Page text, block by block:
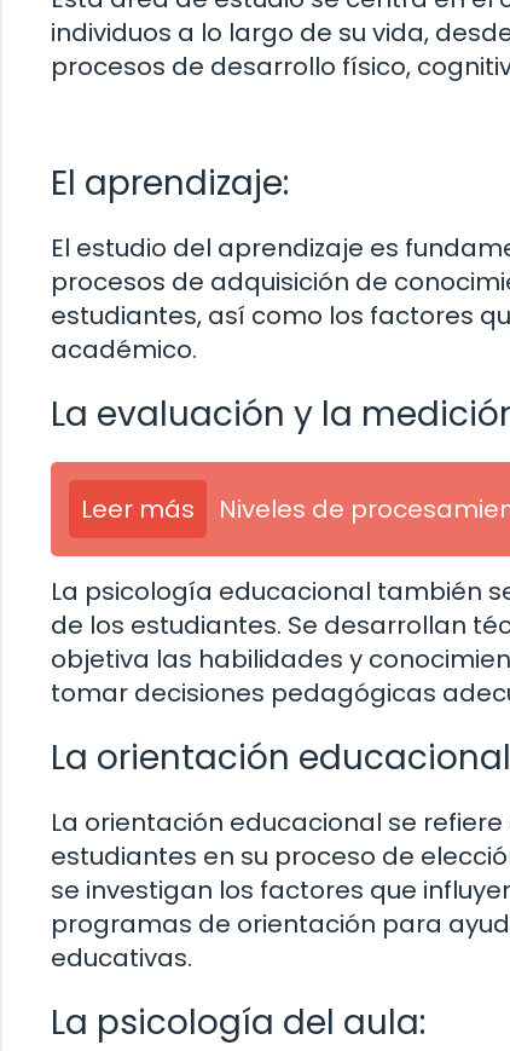
individuos a lo largo de su vida,
procesos de desarrollo físico,
El aprendizaje:
El estudio del aprendizaje es
procesos de adquisición de
estudiantes, así como los factores
académico.
La evaluación y la
Leer más Niveles de
La psicología educacional también
de los estudiantes. Se desarrollan
objetiva las habilidades y
tomar decisiones pedagógicas
La orientación
La orientación educacional se
estudiantes en su proceso de
se investigan los factores que
programas de orientación para
educativas.
La psicología del aula: